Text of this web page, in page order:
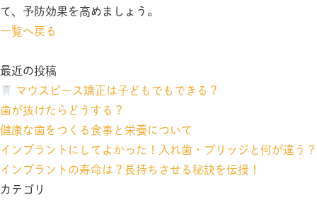
て、予防効果を高めましょう。
一覧へ戻る
最近の投稿
マウスピース矯正は子どもでもできる？
歯が抜けたらどうする？
健康な歯をつくる食事と栄養について
インプラントにしてよかった！入れ歯・ブリッジと何が違う？
インプラントの寿命は？長持ちさせる秘訣を伝授！
カテゴリ